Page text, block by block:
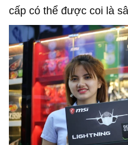
cấp có thể được coi là